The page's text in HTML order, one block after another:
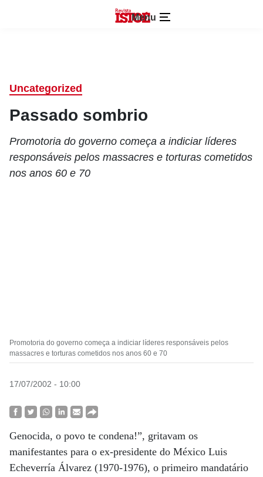
Menu
Uncategorized
Passado sombrio
Promotoria do governo começa a indiciar líderes
responsáveis pelos massacres e torturas cometidos
nos anos 60 e 70
Promotoria do governo começa a indiciar líderes responsáveis pelos
massacres e torturas cometidos nos anos 60 e 70
17/07/2002 - 10:00
Genocida, o povo te condena!”, gritavam os
manifestantes para o ex-presidente do México Luis
Echeverría Álvarez (1970-1976), o primeiro mandatário